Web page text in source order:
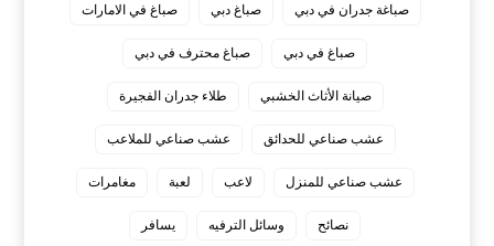
صباغة جدران في دبي صباغ دبي صباغ في الامارات
صباغ في دبي صباغ محترف في دبي
صيانة الأثاث الخشبي طلاء جدران الفجيرة
عشب صناعي للحدائق عشب صناعي للملاعب
عشب صناعي للمنزل لاعب لعبة مغامرات
نصائح وسائل الترفيه يسافر